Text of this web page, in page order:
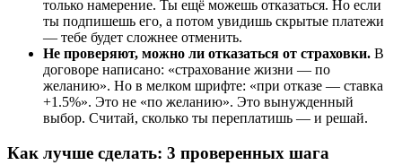
только намерение. Ты ещё можешь отказаться. Но если
ты подпишешь его, а потом увидишь скрытые платежи
— тебе будет сложнее отменить.
Не проверяют, можно ли отказаться от страховки. В
договоре написано: «страхование жизни — по
желанию». Но в мелком шрифте: «при отказе — ставка
+1.5%». Это не «по желанию». Это вынужденный
выбор. Считай, сколько ты переплатишь — и решай.
Как лучше сделать: 3 проверенных шага